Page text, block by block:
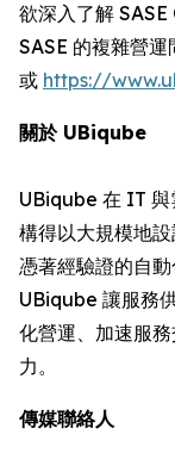
欲深入了解
SASE 的複雜營運
或 https://
關於 UBiqube
UBiqube 在 IT 與
構得以大規模地設
憑著經驗證的自
UBiqube 讓服務
化營運、加速服
力。
傳媒聯絡人